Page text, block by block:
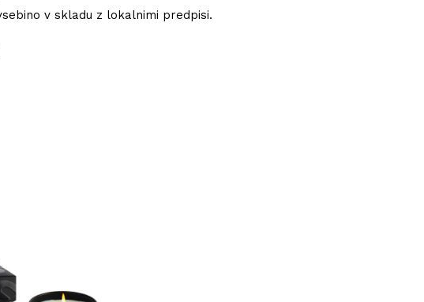
v skladu z lokalnimi predpisi.